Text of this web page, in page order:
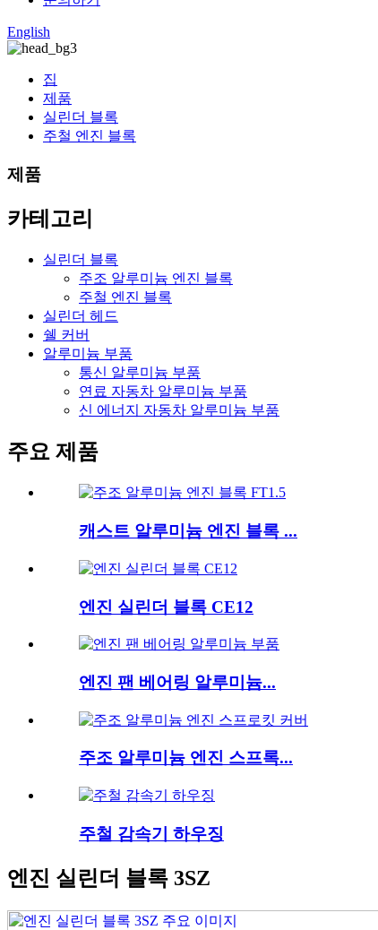
English
집
제품
실린더 블록
주철 엔진 블록
제품
카테고리
실린더 블록
주조 알루미늄 엔진 블록
주철 엔진 블록
실린더 헤드
쉘 커버
알루미늄 부품
통신 알루미늄 부품
연료 자동차 알루미늄 부품
신 에너지 자동차 알루미늄 부품
주요 제품
캐스트 알루미늄 엔진 블록 ...
엔진 실린더 블록 CE12
엔진 팬 베어링 알루미늄...
주조 알루미늄 엔진 스프록...
주철 감속기 하우징
엔진 실린더 블록 3SZ